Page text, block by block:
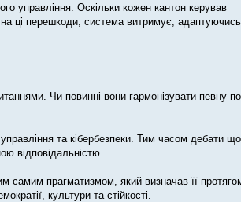
управління. Оскільки кожен кантон керував
ці перешкоди, система витримує,
Чи повинні вони гармонізувати певну
та кібербезпеки. Тим часом дебати
відповідальністю.
самим прагматизмом, який визначав її
культури та стійкості.